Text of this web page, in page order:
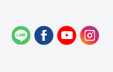
L
f
a
y
o